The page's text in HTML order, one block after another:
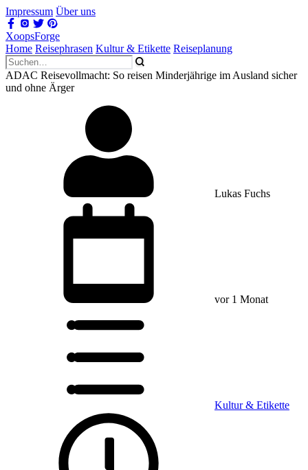
Impressum Über uns
XoopsForge
Home Reisephrasen Kultur & Etikette Reiseplanung
ADAC Reisevollmacht: So reisen Minderjährige im Ausland sicher
und ohne Ärger
Lukas Fuchs
vor 1 Monat
Kultur & Etikette